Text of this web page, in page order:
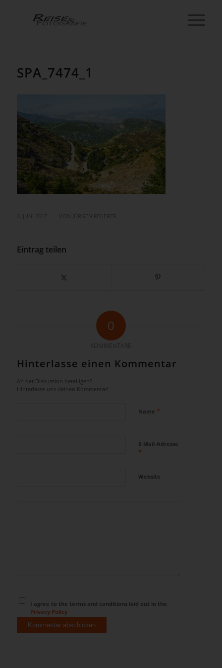
SPA_7474_1
Eintrag teilen
0
Hinterlasse einen Kommentar
An der Diskussion beteiligen?
Hinterlasse uns deinen Kommentar!
Name *
E-Mail-Adresse
*
Website
I agree to the terms and conditions laid out in the
Privacy Policy